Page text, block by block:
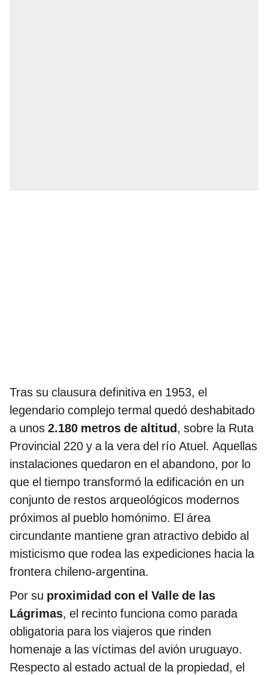
Tras su clausura definitiva en 1953, el
legendario complejo termal quedó deshabitado
a unos 2.180 metros de altitud, sobre la Ruta
Provincial 220 y a la vera del río Atuel. Aquellas
instalaciones quedaron en el abandono, por lo
que el tiempo transformó la edificación en un
conjunto de restos arqueológicos modernos
próximos al pueblo homónimo. El área
circundante mantiene gran atractivo debido al
misticismo que rodea las expediciones hacia la
frontera chileno-argentina.
Por su proximidad con el Valle de las
Lágrimas, el recinto funciona como parada
obligatoria para los viajeros que rinden
homenaje a las víctimas del avión uruguayo.
Respecto al estado actual de la propiedad, el